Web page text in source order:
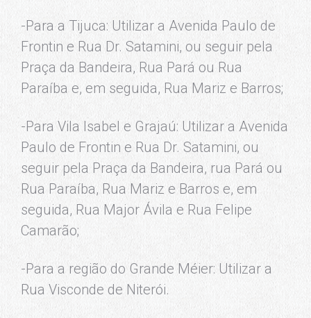
-Para a Tijuca: Utilizar a Avenida Paulo de
Frontin e Rua Dr. Satamini, ou seguir pela
Praça da Bandeira, Rua Pará ou Rua
Paraíba e, em seguida, Rua Mariz e Barros;
-Para Vila Isabel e Grajaú: Utilizar a Avenida
Paulo de Frontin e Rua Dr. Satamini, ou
seguir pela Praça da Bandeira, rua Pará ou
Rua Paraíba, Rua Mariz e Barros e, em
seguida, Rua Major Ávila e Rua Felipe
Camarão;
-Para a região do Grande Méier: Utilizar a
Rua Visconde de Niterói.